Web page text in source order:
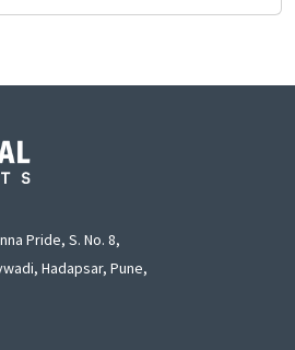
Pride, S. No. 8,
Hadapsar, Pune,